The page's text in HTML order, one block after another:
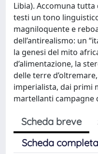
Libia). Accomuna
testi un tono
magniloquente e
dell’antirealismo: un
la genesi del mito
d’alimentazione, la
delle terre
imperialista, dai primi
martellanti campagne
Scheda breve
Scheda